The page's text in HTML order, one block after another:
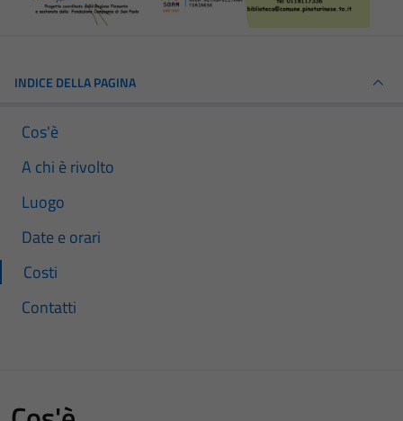
INDICE DELLA PAGINA
Cos'è
A chi è rivolto
Luogo
Date e orari
Costi
Contatti